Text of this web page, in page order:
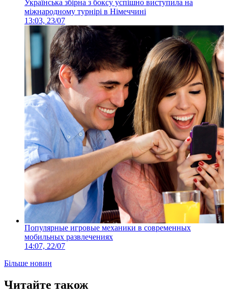
Українська збірна з боксу успішно виступила на
міжнародному турнірі в Німеччині
13:03, 23/07
Популярные игровые механики в современных
мобильных развлечениях
14:07, 22/07
Більше новин
Читайте також